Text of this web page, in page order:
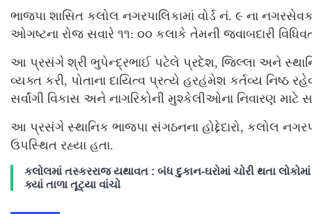
ભાજપા શાસિત કલોલ નગરપાલિકામાં વોર્ડ નં. ૯ ના
ઓગષ્ટના રોજ સવારે ૧૧: ૦૦ કલાકે તેમની જવાબદારી
આ પ્રસંગે શ્રી ભુપેન્દ્રભાઈ પટેલે પ્રદેશ, જિલ્લા અને
વ્યક્ત કરી, પોતાના દાયિત્વ પ્રત્યે હરહંમેશ કર્તવ્ય નિષ્ઠ
સર્વાંગી વિકાસ અને નાગરિકોની મુશ્કેલીઓના નિવારણ
આ પ્રસંગે સ્થાનિક ભાજપા સંગઠનના હોદ્દેદારો, કલોલ
ઉપસ્થિત રહ્યા હતા.
કલોલમાં તસ્કરરાજ યથાવત : બંધ દુકાન-ઘરોમાં ચોરી થતા
ક્યાં તાળા તૂટ્યા વાંચો